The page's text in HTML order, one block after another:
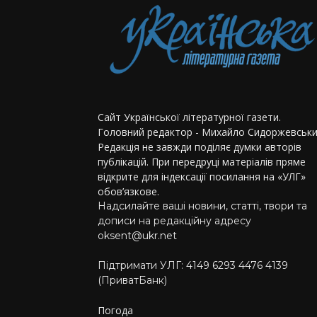
Сайт Української літературної газети.
Головний редактор - Михайло
Редакція не завжди поділяє думки авторів
публікацій. При передруці матеріалів пряме
відкрите для індексації посилання на «УЛГ»
обов’язкове.
Надсилайте ваші новини, статті, твори та
дописи на редакційну адресу
oksent@ukr.net
Підтримати УЛГ: 4149 6293 4476 4139
(ПриватБанк)
Погода